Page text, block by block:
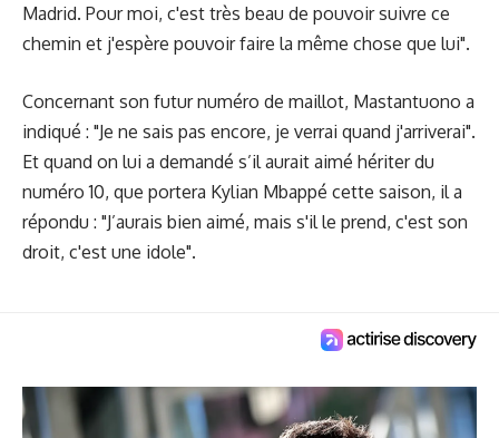
Madrid. Pour moi, c'est très beau de pouvoir suivre ce
chemin et j'espère pouvoir faire la même chose que lui".
Concernant son futur numéro de maillot, Mastantuono a
indiqué : "Je ne sais pas encore, je verrai quand j'arriverai".
Et quand on lui a demandé s’il aurait aimé hériter du
numéro 10, que portera Kylian Mbappé cette saison, il a
répondu : "J’aurais bien aimé, mais s'il le prend, c'est son
droit, c'est une idole".